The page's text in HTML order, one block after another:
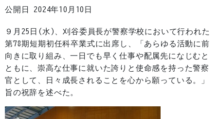
公開日 2024年10月10日
９月25日(水)、刈谷委員長が警察学校において行われた
第78期短期初任科卒業式に出席し、「あらゆる活動に前
向きに取り組み、一日でも早く仕事や配属先になじむと
ともに、崇高な仕事に就いた誇りと使命感を持った警察
官として、日々成長されることを心から願っている。」
旨の祝辞を述べた。